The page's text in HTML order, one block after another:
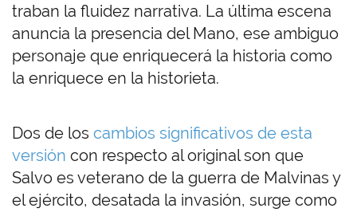
traban la fluidez narrativa. La última escena
anuncia la presencia del Mano, ese ambiguo
personaje que enriquecerá la historia como
la enriquece en la historieta.
Dos de los cambios significativos de esta
versión con respecto al original son que
Salvo es veterano de la guerra de Malvinas y
el ejército, desatada la invasión, surge como